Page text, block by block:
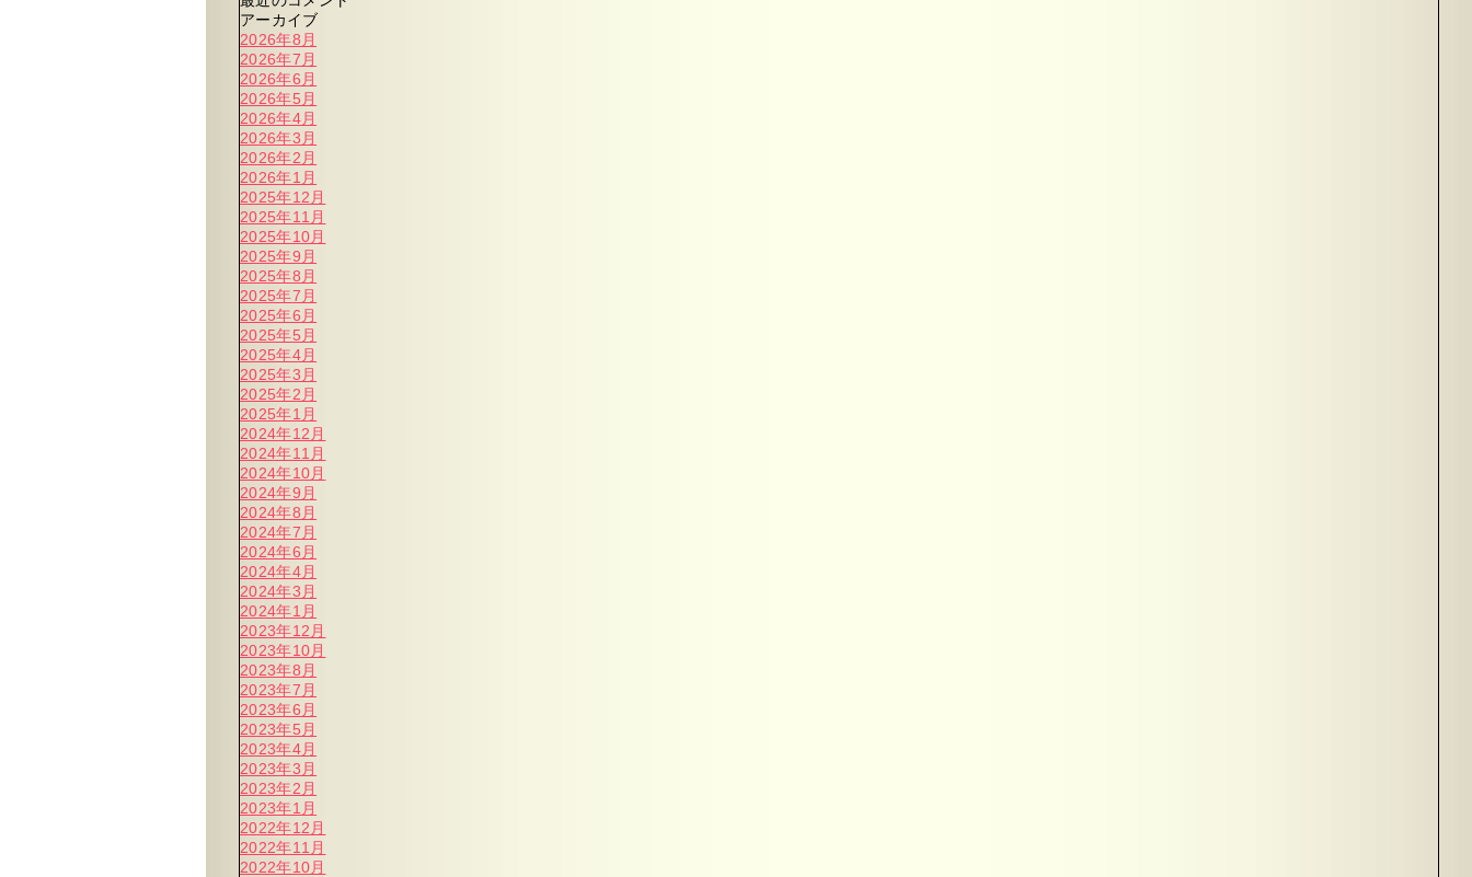
アーカイブ
2026年8月
2026年7月
2026年6月
2026年5月
2026年4月
2026年3月
2026年2月
2026年1月
2025年12月
2025年11月
2025年10月
2025年9月
2025年8月
2025年7月
2025年6月
2025年5月
2025年4月
2025年3月
2025年2月
2025年1月
2024年12月
2024年11月
2024年10月
2024年9月
2024年8月
2024年7月
2024年6月
2024年4月
2024年3月
2024年1月
2023年12月
2023年10月
2023年8月
2023年7月
2023年6月
2023年5月
2023年4月
2023年3月
2023年2月
2023年1月
2022年12月
2022年11月
2022年10月